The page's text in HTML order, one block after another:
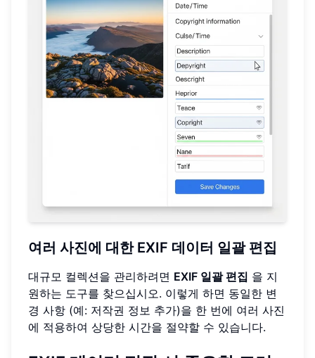
여러 사진에 대한 EXIF 데이터 일괄 편집
대규모 컬렉션을 관리하려면 EXIF 일괄 편집 을 지
원하는 도구를 찾으십시오. 이렇게 하면 동일한 변
경 사항 (예: 저작권 정보 추가)을 한 번에 여러 사진
에 적용하여 상당한 시간을 절약할 수 있습니다.